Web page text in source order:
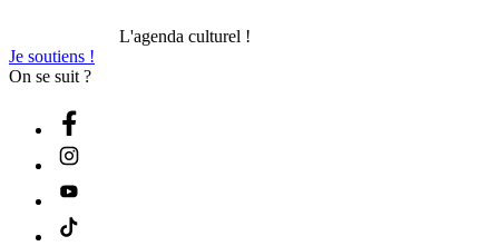
L'agenda culturel !
Je soutiens !
On se suit ?